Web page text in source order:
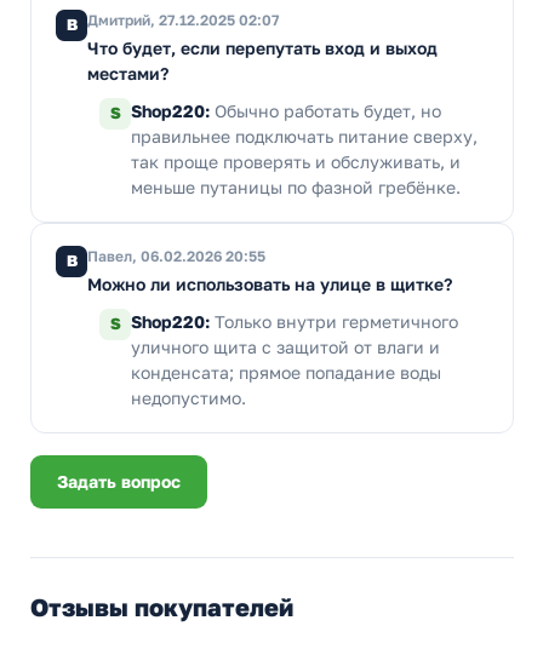
В Дмитрий, 27.12.2025 02:07
Что будет, если перепутать вход и выход
местами?
S Shop220: Обычно работать будет, но
правильнее подключать питание сверху,
так проще проверять и обслуживать, и
меньше путаницы по фазной гребёнке.
В Павел, 06.02.2026 20:55
Можно ли использовать на улице в щитке?
S Shop220: Только внутри герметичного
уличного щита с защитой от влаги и
конденсата; прямое попадание воды
недопустимо.
Задать вопрос
Отзывы покупателей